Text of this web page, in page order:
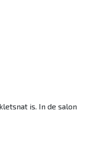
is. In de salon